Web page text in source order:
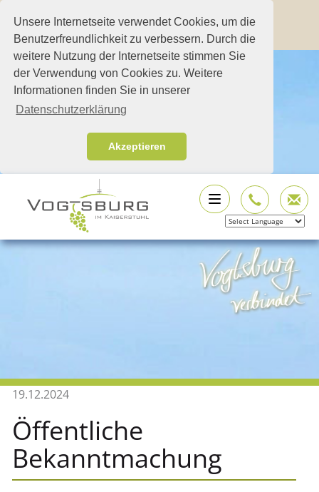
Unsere Internetseite verwendet Cookies, um die
Benutzerfreundlichkeit zu verbessern. Durch die
weitere Nutzung der Internetseite stimmen Sie
der Verwendung von Cookies zu. Weitere
Informationen finden Sie in unserer
Datenschutzerklärung
Akzeptieren
19.12.2024
Öffentliche
Bekanntmachung